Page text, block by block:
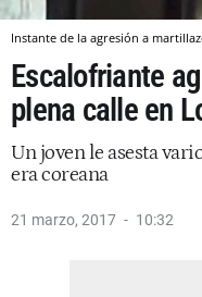
Instante de la agresión a
Escalofriante
plena calle en
Un joven le asesta
era coreana
21 marzo, 2017 10:32